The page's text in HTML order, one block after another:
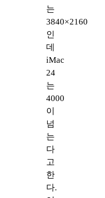
는
3840×2160
인
데
iMac
24
는
4000
이
넘
는
다
고
한
다.